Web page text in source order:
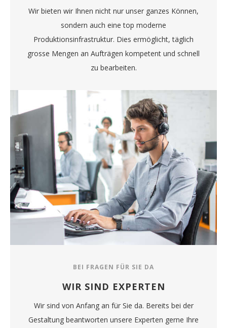
Wir bieten wir Ihnen nicht nur unser ganzes Können,
sondern auch eine top moderne
Produktionsinfrastruktur. Dies ermöglicht, täglich
grosse Mengen an Aufträgen kompetent und schnell
zu bearbeiten.
BEI FRAGEN FÜR SIE DA
WIR SIND EXPERTEN
Wir sind von Anfang an für Sie da. Bereits bei der
Gestaltung beantworten unsere Experten gerne Ihre